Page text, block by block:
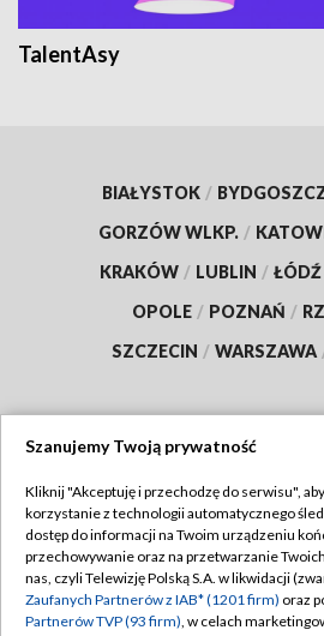
TalentAsy
BIAŁYSTOK /
GORZÓW WLKP. /
KRAKÓW / LUBLIN / ŁÓDŹ
OPOLE / POZNAŃ /
SZCZECIN / WARSZAWA
TVP
Abonament TVP
Emisja w TVP
Regulamin
Polityka
Szanujemy Twoją prywatność
Kliknij "Akceptuję i przechodzę do serwisu",
korzystanie z technologii automatycznego
dostęp do informacji na Twoim urządzeniu
przechowywanie oraz na przetwarzanie
nas, czyli Telewizję Polską S.A. w likwidacji
Zaufanych Partnerów z IAB* (1201 firm) oraz
Partnerów TVP (93 firm), w celach